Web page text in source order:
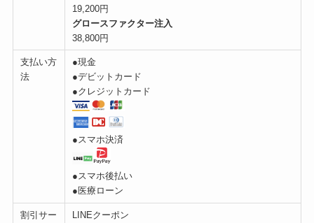
19,200円
グロースファクター注入
38,800円
支払い方
法
●現金
●デビットカード
●クレジットカード
●スマホ決済
●スマホ後払い
●医療ローン
割引サー
LINEクーポン